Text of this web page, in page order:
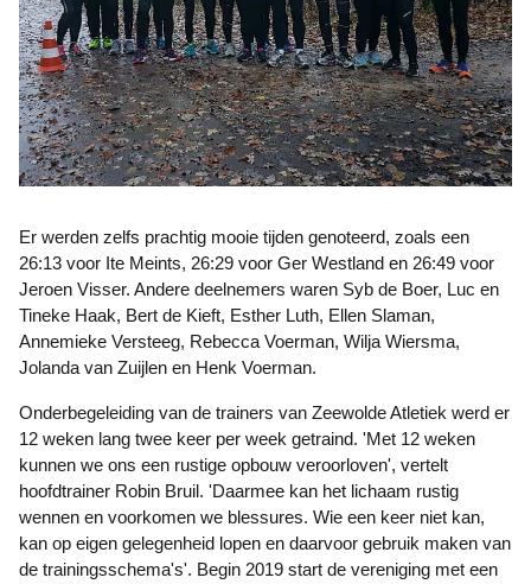
Er werden zelfs prachtig mooie tijden genoteerd, zoals een
26:13 voor Ite Meints, 26:29 voor Ger Westland en 26:49 voor
Jeroen Visser. Andere deelnemers waren Syb de Boer, Luc en
Tineke Haak, Bert de Kieft, Esther Luth, Ellen Slaman,
Annemieke Versteeg, Rebecca Voerman, Wilja Wiersma,
Jolanda van Zuijlen en Henk Voerman.
Onderbegeleiding van de trainers van Zeewolde Atletiek werd er
12 weken lang twee keer per week getraind. 'Met 12 weken
kunnen we ons een rustige opbouw veroorloven', vertelt
hoofdtrainer Robin Bruil. 'Daarmee kan het lichaam rustig
wennen en voorkomen we blessures. Wie een keer niet kan,
kan op eigen gelegenheid lopen en daarvoor gebruik maken van
de trainingsschema's'. Begin 2019 start de vereniging met een